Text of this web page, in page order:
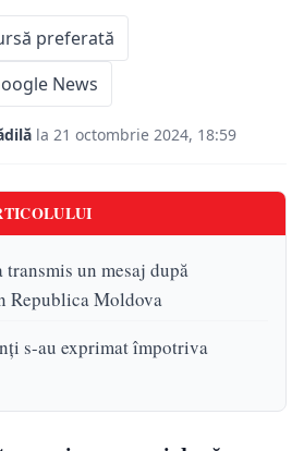
preferată
News
la 21 octombrie 2024, 18:59
un mesaj după
Republica Moldova
s-au exprimat împotriva